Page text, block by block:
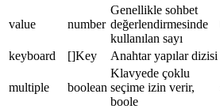
value number
Genellikle sohbet
değerlendirmesinde
kullanılan sayı
keyboard []Key Anahtar yapılar dizisi
multiple boolean
Klavyede çoklu
seçime izin verir,
boole